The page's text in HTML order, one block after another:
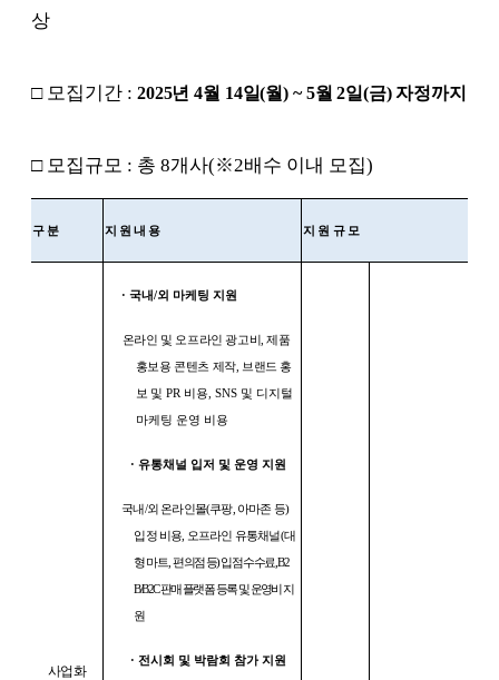
상
□ 모집기간 : 2025년4월 14일(월) ~ 5월2일(금)자정까지
□ 모집규모 : 총 8개사(※2배수 이내 모집)
구분 지원내용 지원규모
사업화
·국내/외 마케팅 지원
온라인 및 오프라인 광고비 ,제품
홍보용 콘텐츠 제작, 브랜드 홍
보 및PR 비용 , SNS 및 디지털
마케팅 운영 비용
· 유통채널 입저 및 운영 지원
국내/외 온라인몰(쿠팡, 아마존 등)
입정 비용 오프라인 유통채널(대
형마트 ,편의점 등)입점 수수료 , B2
B/B2C판매 플랫폼 등록 및 운영비 지
원
· 전시회 및 박람회 참가 지원